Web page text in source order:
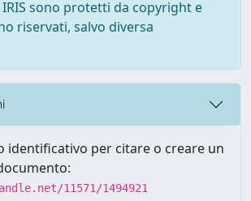
sono protetti da copyright e
riservati, salvo diversa
identificativo per citare o creare un
11571/1494921